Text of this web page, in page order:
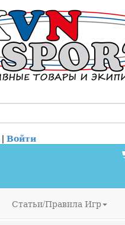
| Войти
Статьи/Правила Игр